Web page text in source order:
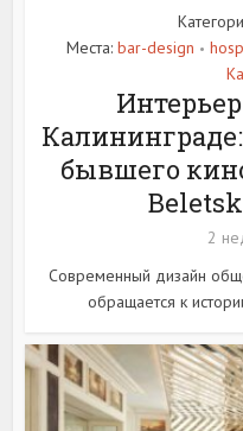
Места: bar-design •
бывшего
2
Современный дизайн
обращается к